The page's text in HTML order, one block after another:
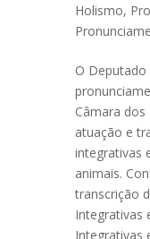
Holismo,
O Deputado
Câmara
atuação e
integrativas
animais.
transcrição
Integrativas
Integrativas